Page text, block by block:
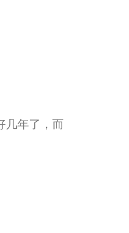
几年了，而